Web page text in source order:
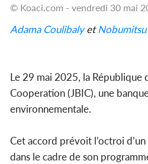
© Koaci.com - vendredi 30 mai
Adama CoulibalyetNobumitsu
Le 29 mai 2025, la République
Cooperation (JBIC), une
environnementale.
Cet accord prévoit l’octroi
dans le cadre de son